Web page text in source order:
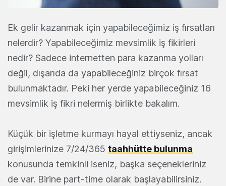
Ek gelir kazanmak için yapabileceğimiz iş fırsatları
nelerdir? Yapabileceğimiz mevsimlik iş fikirleri
nedir? Sadece internetten para kazanma yolları
değil, dışarıda da yapabileceğiniz birçok fırsat
bulunmaktadır. Peki her yerde yapabileceğiniz 16
mevsimlik iş fikri nelermiş birlikte bakalım.
Küçük bir işletme kurmayı hayal ettiyseniz, ancak
girişimlerinize 7/24/365 taahhütte bulunma
konusunda temkinli iseniz, başka seçenekleriniz
de var. Birine part-time olarak başlayabilirsiniz.